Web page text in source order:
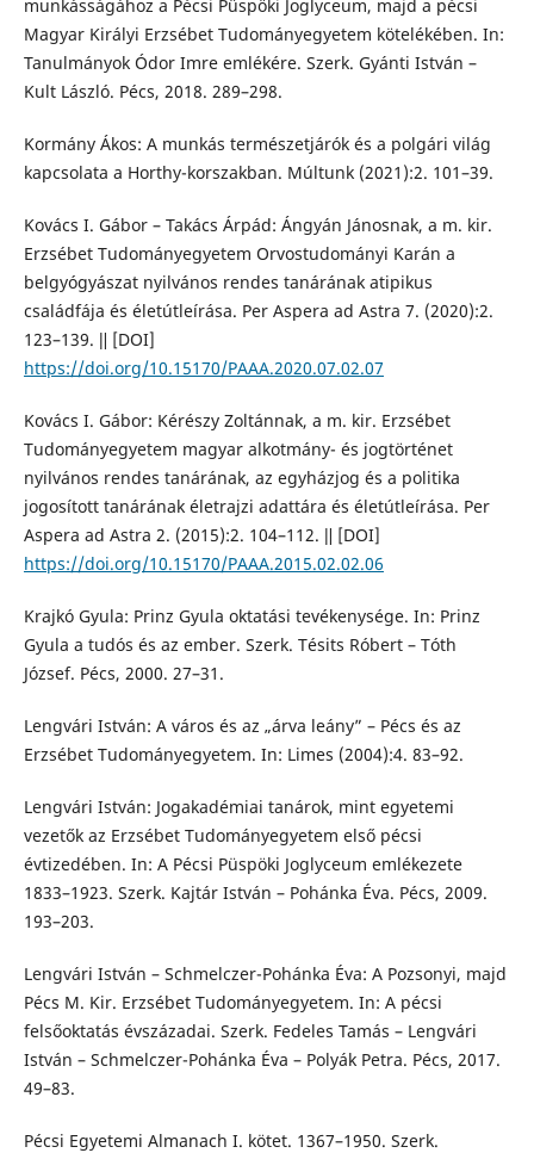
munkásságához a Pécsi Püspöki Joglyceum, majd a pécsi
Magyar Királyi Erzsébet Tudományegyetem kötelékében. In:
Tanulmányok Ódor Imre emlékére. Szerk. Gyánti István –
Kult László. Pécs, 2018. 289–298.
Kormány Ákos: A munkás természetjárók és a polgári világ
kapcsolata a Horthy-korszakban. Múltunk (2021):2. 101–39.
Kovács I. Gábor – Takács Árpád: Ángyán Jánosnak, a m. kir.
Erzsébet Tudományegyetem Orvostudományi Karán a
belgyógyászat nyilvános rendes tanárának atipikus
családfája és életútleírása. Per Aspera ad Astra 7. (2020):2.
123–139. ǁ [DOI]
https://doi.org/10.15170/PAAA.2020.07.02.07
Kovács I. Gábor: Kérészy Zoltánnak, a m. kir. Erzsébet
Tudományegyetem magyar alkotmány- és jogtörténet
nyilvános rendes tanárának, az egyházjog és a politika
jogosított tanárának életrajzi adattára és életútleírása. Per
Aspera ad Astra 2. (2015):2. 104–112. ǁ [DOI]
https://doi.org/10.15170/PAAA.2015.02.02.06
Krajkó Gyula: Prinz Gyula oktatási tevékenysége. In: Prinz
Gyula a tudós és az ember. Szerk. Tésits Róbert – Tóth
József. Pécs, 2000. 27–31.
Lengvári István: A város és az „árva leány” – Pécs és az
Erzsébet Tudományegyetem. In: Limes (2004):4. 83–92.
Lengvári István: Jogakadémiai tanárok, mint egyetemi
vezetők az Erzsébet Tudományegyetem első pécsi
évtizedében. In: A Pécsi Püspöki Joglyceum emlékezete
1833–1923. Szerk. Kajtár István – Pohánka Éva. Pécs, 2009.
193–203.
Lengvári István – Schmelczer-Pohánka Éva: A Pozsonyi, majd
Pécs M. Kir. Erzsébet Tudományegyetem. In: A pécsi
felsőoktatás évszázadai. Szerk. Fedeles Tamás – Lengvári
István – Schmelczer-Pohánka Éva – Polyák Petra. Pécs, 2017.
49–83.
Pécsi Egyetemi Almanach I. kötet. 1367–1950. Szerk.